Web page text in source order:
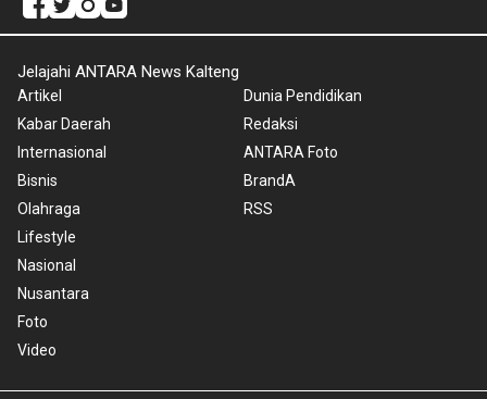
Jelajahi ANTARA News Kalteng
Artikel
Kabar Daerah
Internasional
Bisnis
Olahraga
Lifestyle
Nasional
Nusantara
Foto
Video
Dunia Pendidikan
Redaksi
ANTARA Foto
BrandA
RSS